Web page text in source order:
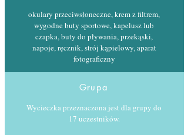
okulary przeciwsłoneczne, krem ​​z filtrem,
wygodne buty sportowe, kapelusz lub
czapka, buty do pływania, przekąski,
napoje, ręcznik, strój kąpielowy, aparat
fotograficzny
Grupa
Wycieczka przeznaczona jest dla grupy do
17 uczestników.